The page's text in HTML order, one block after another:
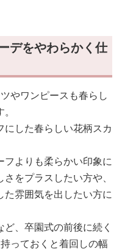
デをやわらかく仕
やワンピースも春らし
した春らしい花柄スカ
フよりも柔らかい印象に
をプラスしたい方や、
た雰囲気を出したい方に
、卒園式の前後に続く
っておくと着回しの幅